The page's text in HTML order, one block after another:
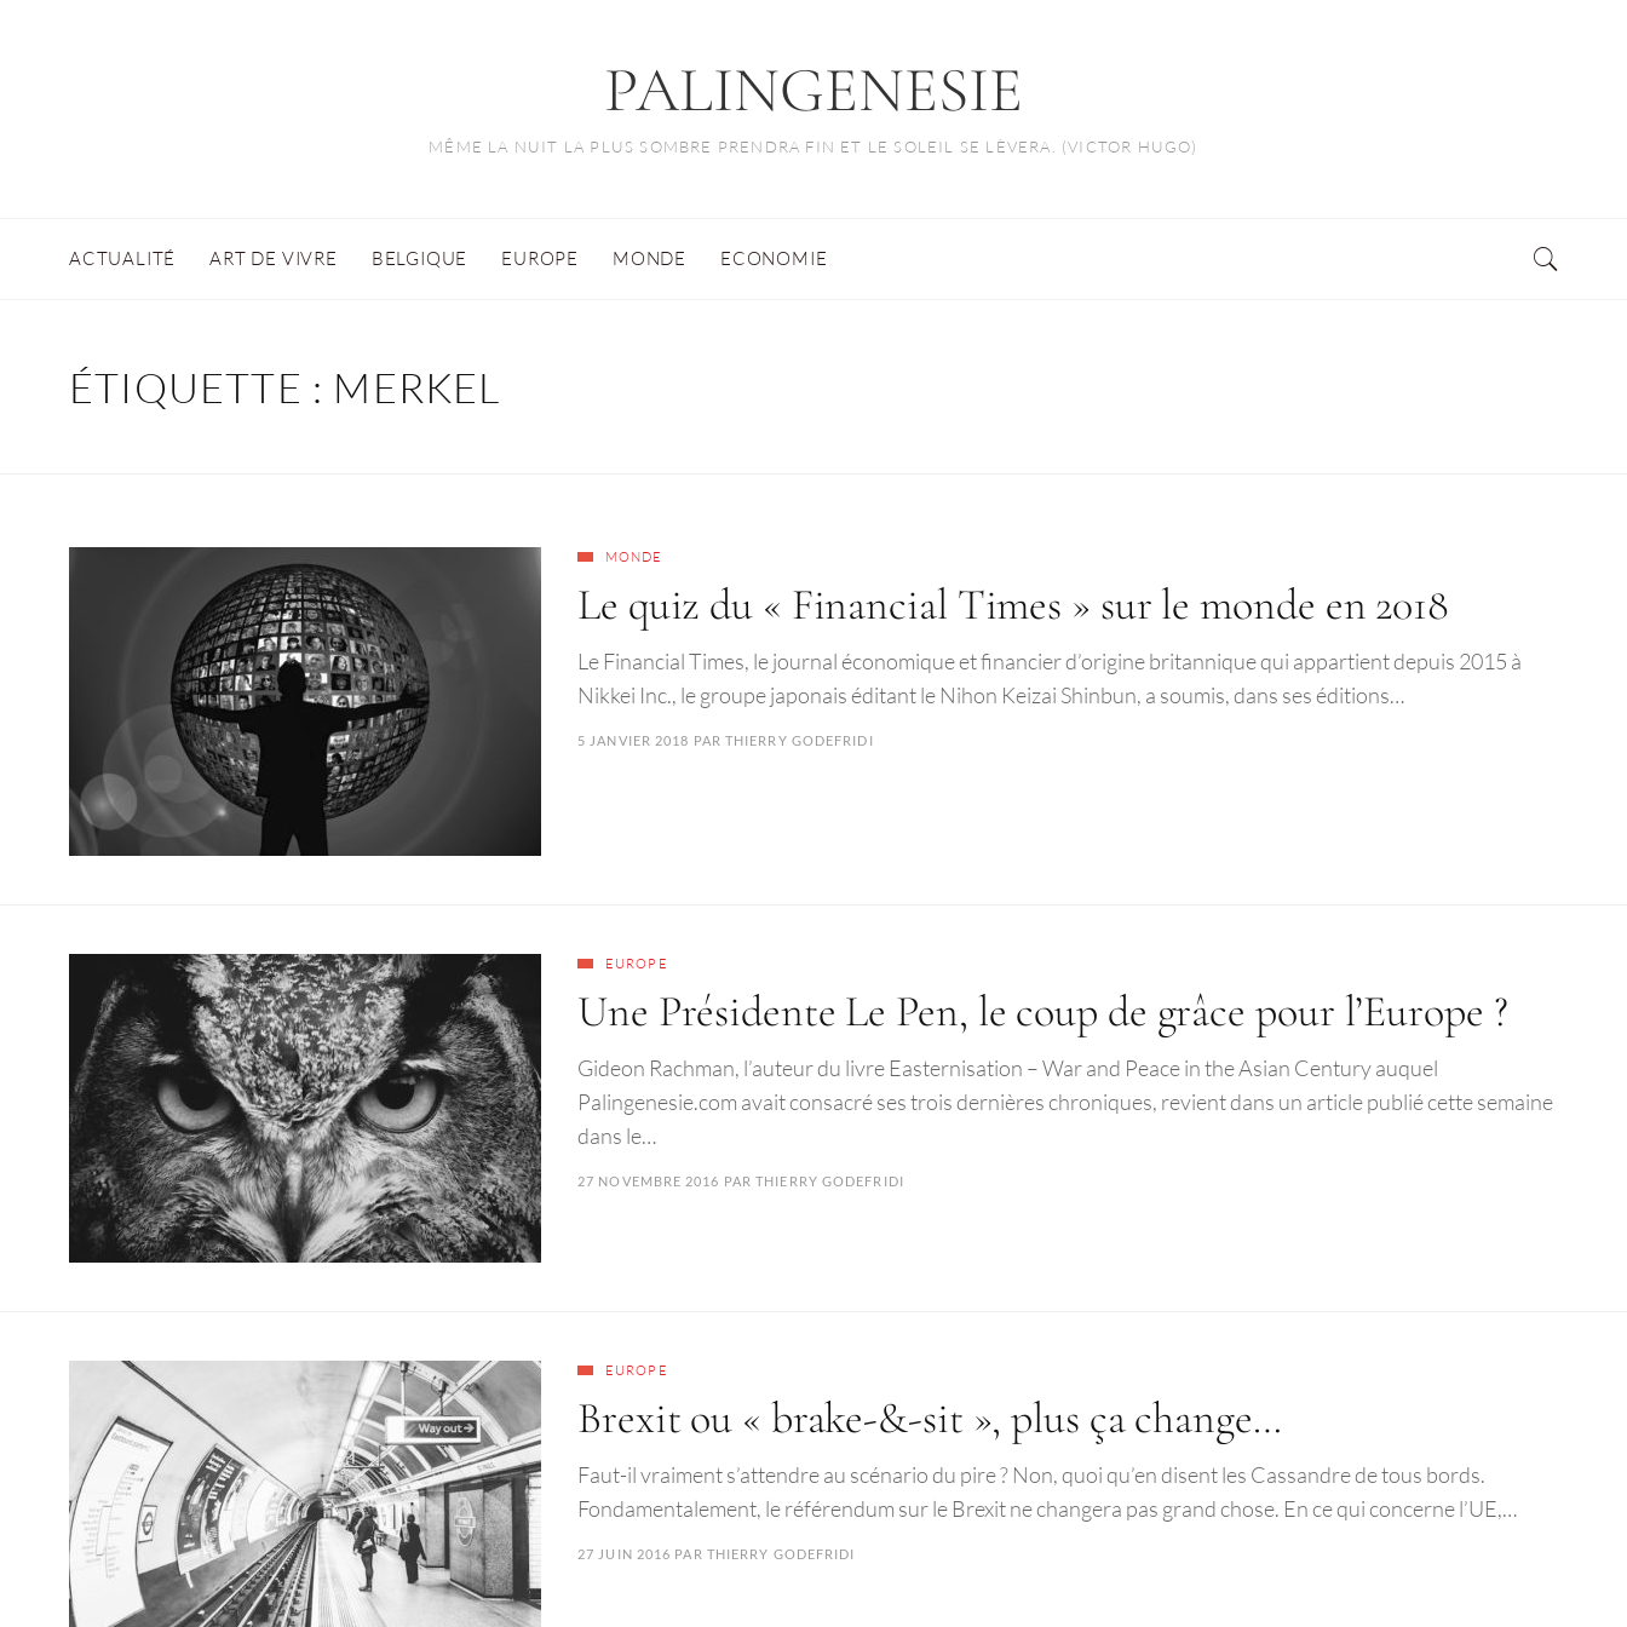
PALINGENESIE
MÊME LA NUIT LA PLUS SOMBRE PRENDRA FIN ET LE SOLEIL SE LÈVERA. (VICTOR HUGO)
ACTUALITÉ ART DE VIVRE BELGIQUE EUROPE MONDE ECONOMIE
ÉTIQUETTE : MERKEL
MONDE
Le quiz du « Financial Times » sur le monde en 2018
Le Financial Times, le journal économique et financier d’origine britannique qui appartient depuis 2015 à
Nikkei Inc., le groupe japonais éditant le Nihon Keizai Shinbun, a soumis, dans ses éditions…
5 JANVIER 2018 PAR THIERRY GODEFRIDI
EUROPE
Une Présidente Le Pen, le coup de grâce pour l’Europe ?
Gideon Rachman, l’auteur du livre Easternisation – War and Peace in the Asian Century auquel
Palingenesie.com avait consacré ses trois dernières chroniques, revient dans un article publié cette semaine
dans le…
27 NOVEMBRE 2016 PARTHIERRY GODEFRIDI
EUROPE
Brexit ou « brake-&-sit », plus ça change…
Faut-il vraiment s’attendre au scénario du pire ? Non, quoi qu’en disent les Cassandre de tous bords.
Fondamentalement, le référendum sur le Brexit ne changera pas grand chose. En ce qui concerne l’UE,…
27 JUIN 2016 PAR THIERRY GODEFRIDI